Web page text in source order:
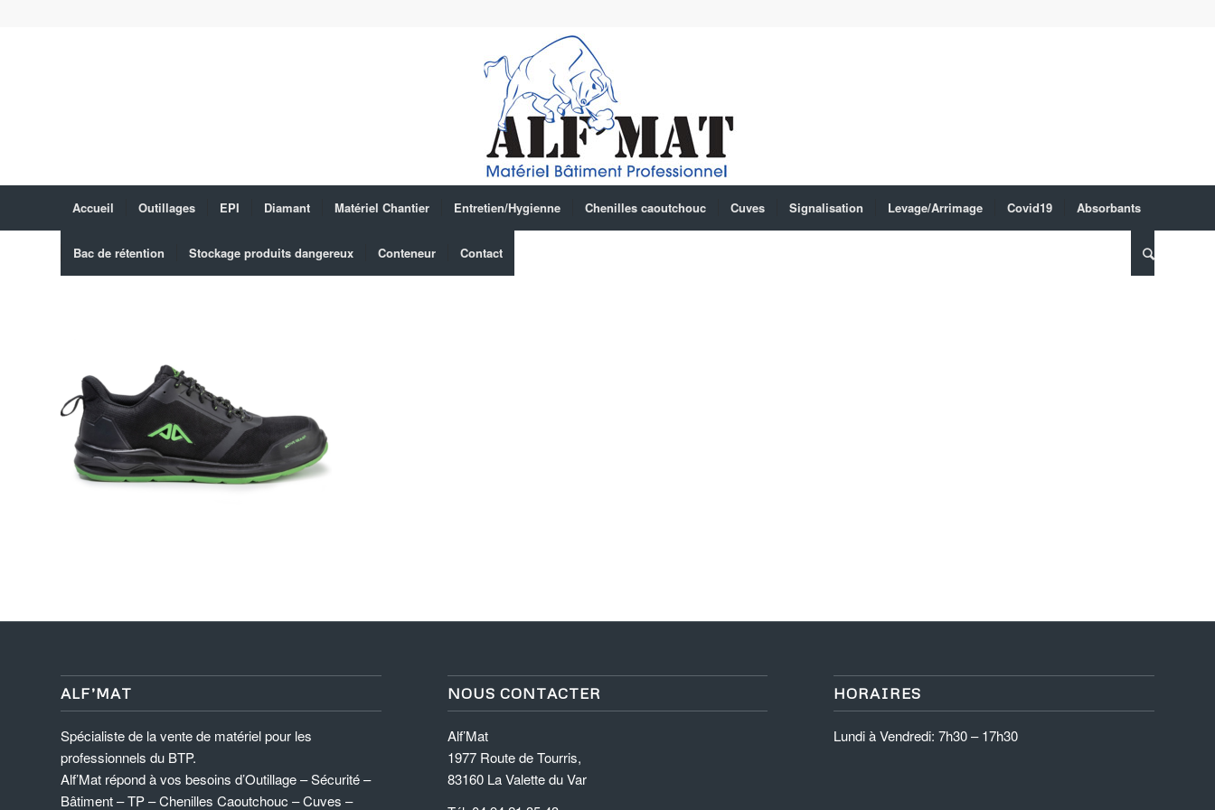
Accueil Outillages EPI Diamant Matériel Chantier Entretien/Hygienne Chenilles caoutchouc Cuves Signalisation Levage/Arrimage Covid19 Absorbants
Bac de rétention Stockage produits dangereux Conteneur Contact
ALF’MAT
Spécialiste de la vente de matériel pour les
professionnels du BTP.
Alf’Mat répond à vos besoins d’Outillage – Sécurité –
Bâtiment – TP – Chenilles Caoutchouc – Cuves –
NOUS CONTACTER
Alf’Mat
1977 Route de Tourris,
83160 La Valette du Var
HORAIRES
Lundi à Vendredi: 7h30 – 17h30